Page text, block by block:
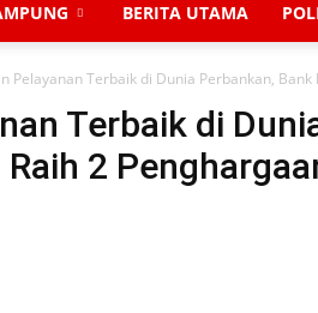
BERITA UTAMA
Pelayanan Terbaik di Dunia Perbankan,
Terbaik di
2